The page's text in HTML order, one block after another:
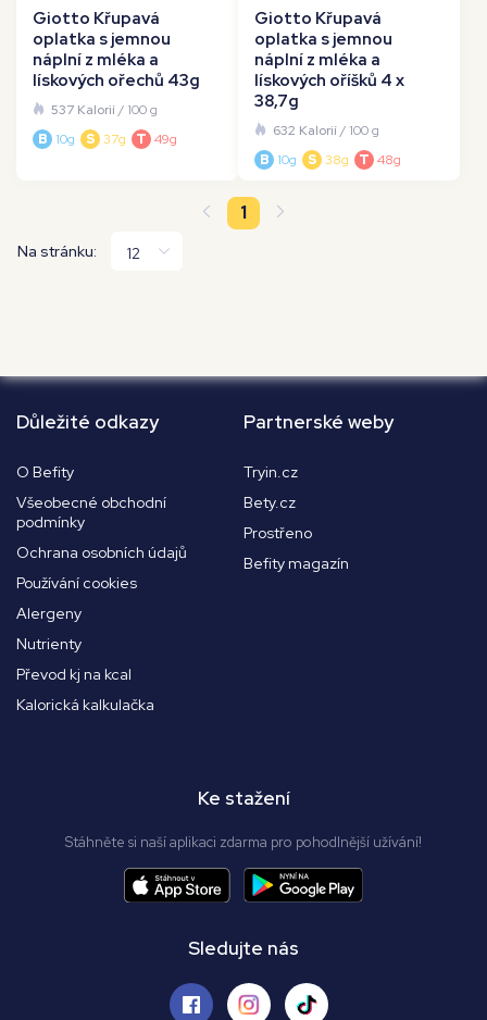
Giotto Křupavá
oplatka s jemnou
náplní z mléka a
lískových ořechů 43g
537 Kalorií/ 100 g
B 10g S 37g T 49g
Giotto Křupavá
oplatka s jemnou
náplní z mléka a
lískových oříšků 4 x
38,7g
632 Kalorií/ 100 g
B 10g S 38g T 48g
1
Na stránku:
Důležité odkazy
O Befity
Všeobecné obchodní
podmínky
Ochrana osobních údajů
Používání cookies
Alergeny
Nutrienty
Převod kj na kcal
Kalorická kalkulačka
Partnerské weby
Tryin.cz
Bety.cz
Prostřeno
Befity magazín
Ke stažení
Stáhněte si naší aplikaci zdarma pro pohodlnější užívání!
Sledujte nás